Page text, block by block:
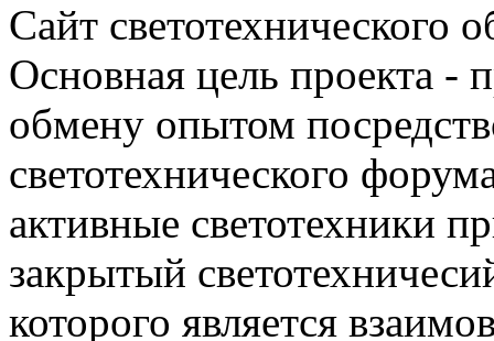
Сайт светотехнического
Основная цель проекта -
обмену опытом
светотехнического
активные светотехники
закрытый
которого является